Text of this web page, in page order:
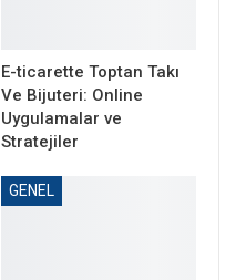
E-ticarette Toptan Takı
Ve Bijuteri: Online
Uygulamalar ve
Stratejiler
GENEL